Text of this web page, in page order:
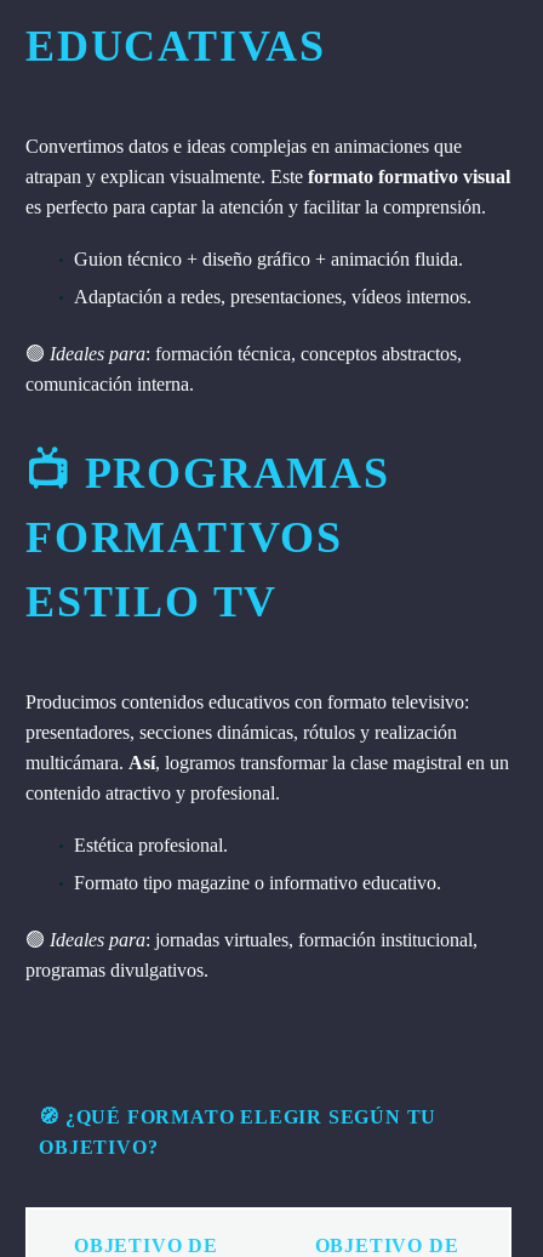
EDUCATIVAS
Convertimos datos e ideas complejas en animaciones que
atrapan y explican visualmente. Este formato formativo visual
es perfecto para captar la atención y facilitar la comprensión.
Guion técnico + diseño gráfico + animación fluida.
Adaptación a redes, presentaciones, vídeos internos.
🟢 Ideales para: formación técnica, conceptos abstractos,
comunicación interna.
📺 PROGRAMAS
FORMATIVOS
ESTILO TV
Producimos contenidos educativos con formato televisivo:
presentadores, secciones dinámicas, rótulos y realización
multicámara. Así, logramos transformar la clase magistral en un
contenido atractivo y profesional.
Estética profesional.
Formato tipo magazine o informativo educativo.
🟢 Ideales para: jornadas virtuales, formación institucional,
programas divulgativos.
🧭 ¿QUÉ FORMATO ELEGIR SEGÚN TU
OBJETIVO?
OBJETIVO DE
OBJETIVO DE